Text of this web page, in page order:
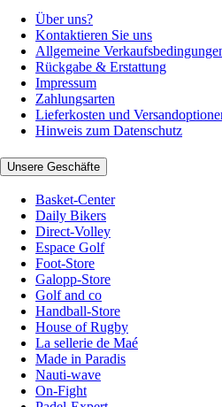
Über uns?
Kontaktieren Sie uns
Allgemeine
Rückgabe & Erstattung
Impressum
Zahlungsarten
Lieferkosten und
Hinweis zum Datenschutz
Unsere Geschäfte
Basket-Center
Daily Bikers
Direct-Volley
Espace Golf
Foot-Store
Galopp-Store
Golf and co
Handball-Store
House of Rugby
La sellerie de Maé
Made in Paradis
Nauti-wave
On-Fight